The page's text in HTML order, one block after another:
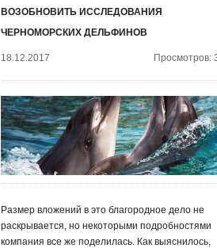
ВОЗОБНОВИТЬ ИССЛЕДОВАНИЯ
ЧЕРНОМОРСКИХ ДЕЛЬФИНОВ
18.12.2017 Просмотров:
Размер вложений в это благородное дело не
раскрывается, но некоторыми подробностями
компания все же поделилась. Как выяснилось,